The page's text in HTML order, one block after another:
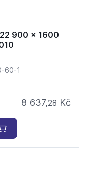
22 900 x 1600
60-1
8 637,28 Kč